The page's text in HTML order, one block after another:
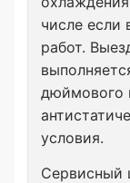
числе если
работ.
дюймового
условия.
Сервисный